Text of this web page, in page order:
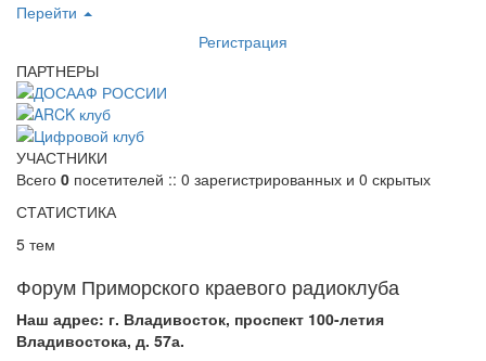
Перейти
Регистрация
ПАРТНЕРЫ
УЧАСТНИКИ
Всего 0 посетителей :: 0 зарегистрированных и 0 скрытых
СТАТИСТИКА
5 тем
Форум Приморского краевого радиоклуба
Наш адрес: г. Владивосток, проспект 100-летия
Владивостока, д. 57а.